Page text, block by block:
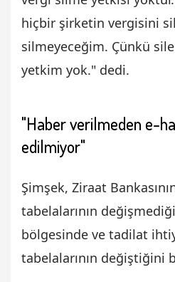
hiçbir şirketin vergisini
silmeyeceğim. Çünkü
yetkim yok." dedi.
"Haber verilmeden e-
edilmiyor"
Şimşek, Ziraat
tabelalarının
bölgesinde ve tadilat
tabelalarının değiştiğini